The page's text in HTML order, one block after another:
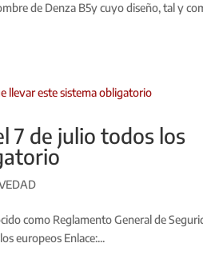
de Denza B5y cuyo diseño, tal y
7 de julio todos los
como Reglamento General de
europeos Enlace:...